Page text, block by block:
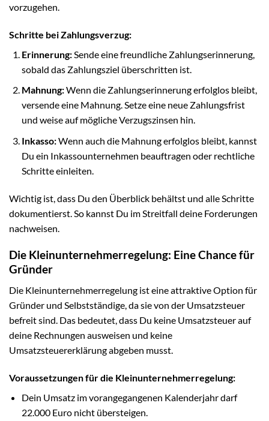
vorzugehen.
Schritte bei Zahlungsverzug:
Erinnerung:Sende eine freundliche Zahlungserinnerung,
sobald das Zahlungsziel überschritten ist.
Mahnung:Wenn die Zahlungserinnerung erfolglos bleibt,
versende eine Mahnung. Setze eine neue Zahlungsfrist
und weise auf mögliche Verzugszinsen hin.
Inkasso:Wenn auch die Mahnung erfolglos bleibt, kannst
Du ein Inkassounternehmen beauftragen oder rechtliche
Schritte einleiten.
Wichtig ist, dass Du den Überblick behältst und alle Schritte
dokumentierst. So kannst Du im Streitfall deine Forderungen
nachweisen.
Die Kleinunternehmerregelung: Eine Chance für
Gründer
Die Kleinunternehmerregelung ist eine attraktive Option für
Gründer und Selbstständige, da sie von der Umsatzsteuer
befreit sind. Das bedeutet, dass Du keine Umsatzsteuer auf
deine Rechnungen ausweisen und keine
Umsatzsteuererklärung abgeben musst.
Voraussetzungen für die Kleinunternehmerregelung:
Dein Umsatz im vorangegangenen Kalenderjahr darf
22.000 Euro nicht übersteigen.